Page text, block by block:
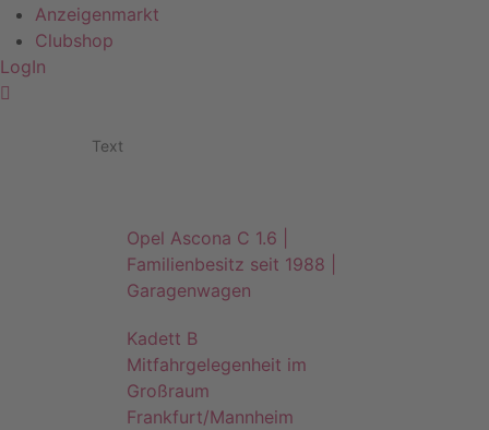
Anzeigenmarkt
Clubshop
LogIn
Text
Opel Ascona C 1.6 |
Familienbesitz seit 1988 |
Garagenwagen
Kadett B
Mitfahrgelegenheit im
Großraum
Frankfurt/Mannheim